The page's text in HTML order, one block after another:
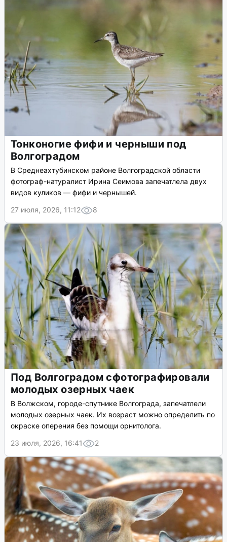
Тонконогие фифи и черныши под
Волгоградом
В Среднеахтубинском районе Волгоградской области
фотограф-натуралист Ирина Сеимова запечатлела двух
видов куликов — фифи и чернышей.
27 июля, 2026, 11:12
8
Под Волгоградом сфотографировали
молодых озерных чаек
В Волжском, городе-спутнике Волгограда, запечатлели
молодых озерных чаек. Их возраст можно определить по
окраске оперения без помощи орнитолога.
23 июля, 2026, 16:41
2